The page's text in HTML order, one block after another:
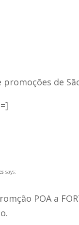
de
says:
POA a